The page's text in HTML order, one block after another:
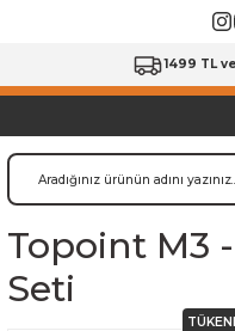
1499 TL
Topoint M3
Seti